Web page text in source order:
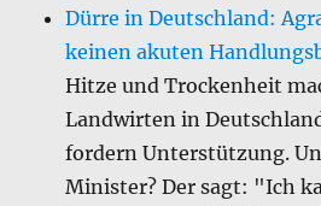
Dürre in Deutschland:
keinen akuten
Hitze und Trockenheit
Landwirten in
fordern Unterstützung.
Minister? Der sagt: "Ich